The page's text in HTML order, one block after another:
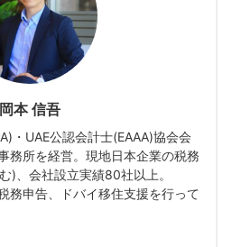
岡本 信吾
・UAE公認会計士(EAAA)協会会
務所を経営。現地日本企業の税務
)、会社設立実績80社以上。
務申告、ドバイ移住支援を行って